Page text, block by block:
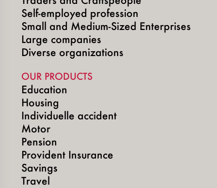
Self-employed profession
Small and Medium-Sized Enterprises
Large companies
Diverse organizations
OUR PRODUCTS
Education
Housing
Individuelle accident
Motor
Pension
Provident Insurance
Savings
Travel